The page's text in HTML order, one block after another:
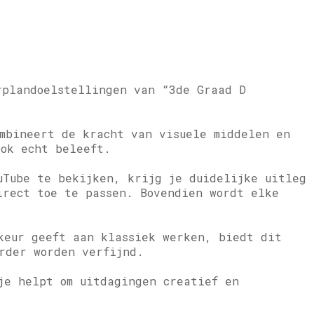
van “3de Graad D
de kracht van visuele middelen en
echt beleeft.
te bekijken, krijg je duidelijke uitleg
toe te passen. Bovendien wordt elke
geeft aan klassiek werken, biedt dit
worden verfijnd.
helpt om uitdagingen creatief en